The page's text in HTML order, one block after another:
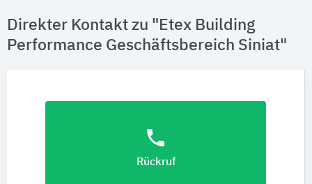
Direkter Kontakt zu "Etex Building
Performance Geschäftsbereich Siniat"
phone
Rückruf